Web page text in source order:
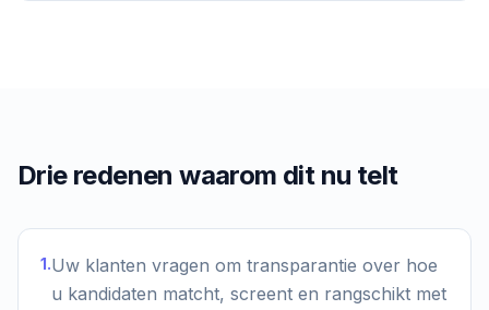
Drie redenen waarom dit nu telt
1.Uw klanten vragen om transparantie over hoe
u kandidaten matcht, screent en rangschikt met